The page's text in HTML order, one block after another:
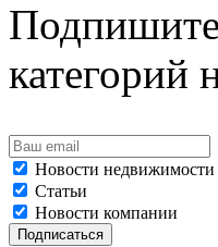
категорий
Новости недвижимости
Статьи
Новости компании